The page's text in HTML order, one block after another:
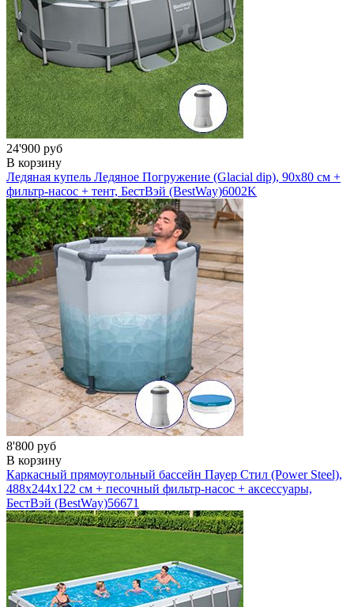
24'900 руб
В корзину
Ледяная купель Ледяное Погружение (Glacial dip), 90х80 см +
фильтр-насос + тент, БестВэй (BestWay)6002K
8'800 руб
В корзину
Каркасный прямоугольный бассейн Пауер Стил (Power Steel),
488х244х122 см + песочный фильтр-насос + аксессуары,
БестВэй (BestWay)56671